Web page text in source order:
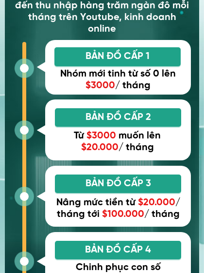
BẢN ĐỒ CẤP 2
Từ$3000 muốn lên
$20.000/ tháng
BẢN ĐỒ CẤP 1
Nhóm mới tinh từ số 0 lên
$3000/ tháng
BẢN ĐỒ CẤP 4
Chinh phục con số
đến thu nhập hàng trăm ngàn đô mỗi
tháng trên Youtube, kinh doanh
online
BẢN ĐỒ CẤP 3
Nâng mức tiền từ$20.000/
tháng tới $100.000/ tháng